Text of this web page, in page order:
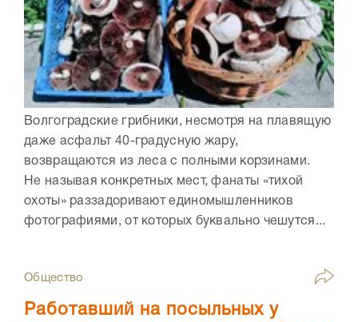
Волгоградские грибники, несмотря на плавящую
даже асфальт 40-градусную жару,
возвращаются из леса с полными корзинами.
Не называя конкретных мест, фанаты «тихой
охоты» раззадоривают единомышленников
фотографиями, от которых буквально чешутся...
Общество
Работавший на посыльных у